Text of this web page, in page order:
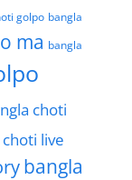
golpo bangla
ma bangla
choti
live
bangla